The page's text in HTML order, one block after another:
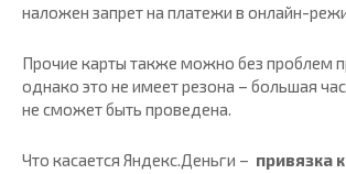
наложен запрет на платежи в онлайн-
Прочие карты также можно без проблем
однако это не имеет резона – большая
не сможет быть проведена.
Что касается Яндекс.Деньги – привязка